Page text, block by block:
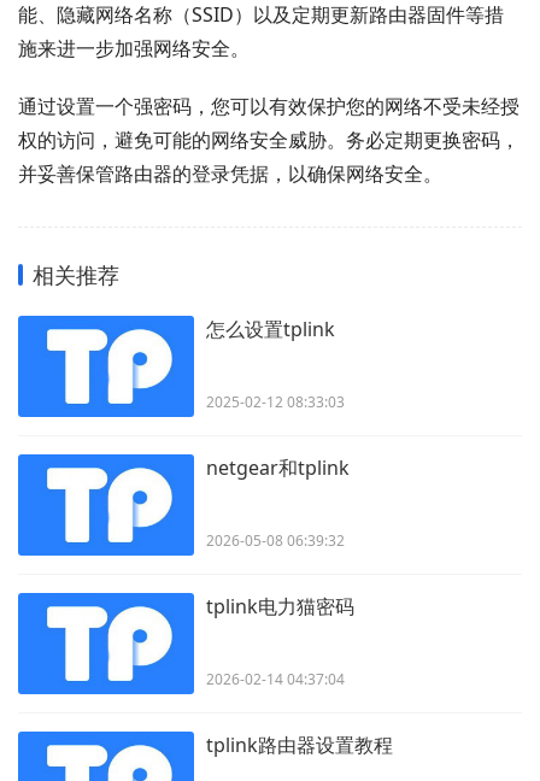
能、隐藏网络名称（SSID）以及定期更新路由器固件等措
施来进一步加强网络安全。
通过设置一个强密码，您可以有效保护您的网络不受未经授
权的访问，避免可能的网络安全威胁。务必定期更换密码，
并妥善保管路由器的登录凭据，以确保网络安全。
相关推荐
怎么设置tplink
2025-02-12 08:33:03
netgear和tplink
2026-05-08 06:39:32
tplink电力猫密码
2026-02-14 04:37:04
tplink路由器设置教程